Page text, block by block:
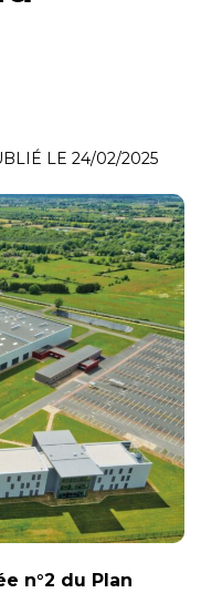
LE 24/02/2025
n°2 du Plan